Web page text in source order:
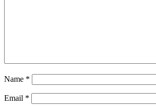
Name *
Email *